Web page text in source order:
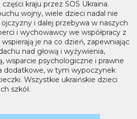
kraju przez SOS Ukraina.
wojny, wiele dzieci nadal nie
i dalej przebywa w naszych
i wychowawcy we współpracy z
wspierają je na co dzień, zapewniając
nad głową i wyżywienia,
wsparcie psychologiczne i prawne
dodatkowe, w tym wypoczynek
Wszystkie ukraińskie dzieci
szkół.